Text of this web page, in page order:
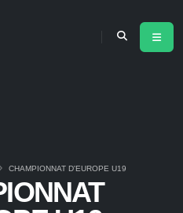
CHAMPIONNAT D'EUROPE U19